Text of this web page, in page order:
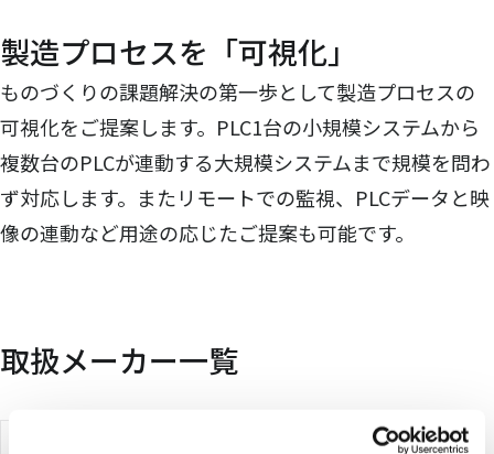
製造プロセスを「可視化」
ものづくりの課題解決の第一歩として製造プロセスの
可視化をご提案します。PLC1台の小規模システムから
複数台のPLCが連動する大規模システムまで規模を問わ
ず対応します。またリモートでの監視、PLCデータと映
像の連動など用途の応じたご提案も可能です。
取扱メーカー一覧